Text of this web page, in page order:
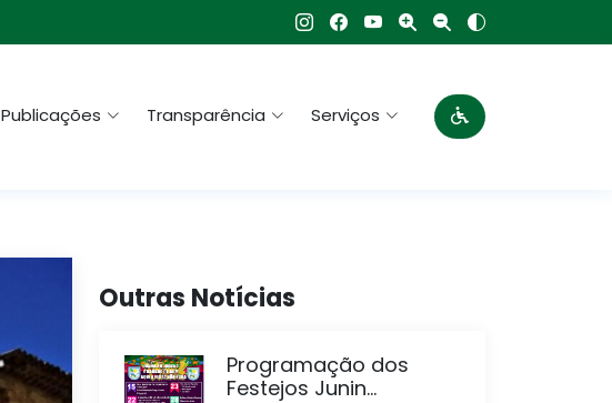
Publicações Transparência Serviços
Outras Notícias
Programação dos
Festejos Junin...